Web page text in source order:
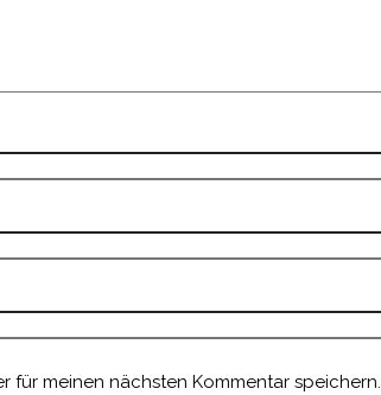
für meinen nächsten Kommentar speichern.